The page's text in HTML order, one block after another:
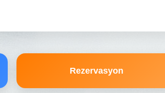
Rezervasyon